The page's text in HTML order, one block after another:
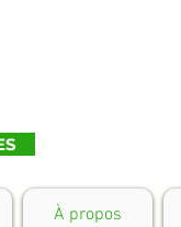
À propos